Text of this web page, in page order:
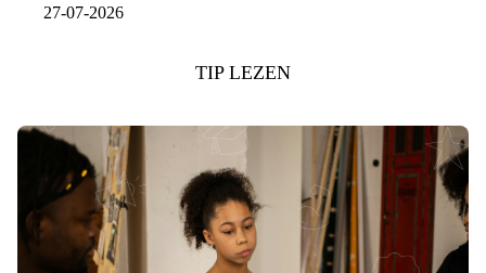
27-07-2026
TIP LEZEN